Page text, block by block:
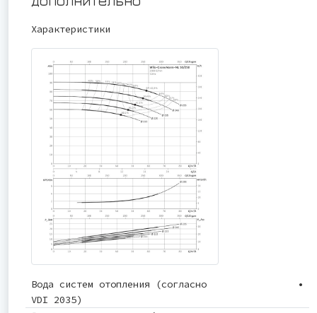
Характеристики
Вода систем отопления (согласно
VDI 2035)
•